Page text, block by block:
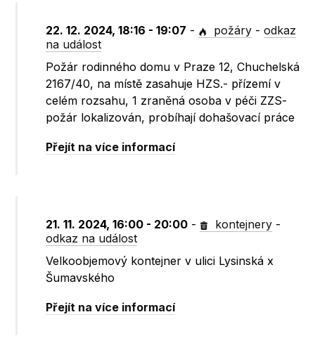
22. 12. 2024, 18:16 - 19:07 - požáry -odkaz
na událost
Požár rodinného domu v Praze 12, Chuchelská
2167/40, na místě zasahuje HZS.- přízemí v
celém rozsahu, 1 zraněná osoba v péči ZZS-
požár lokalizován, probíhají dohašovací práce
Přejít na více informací
21. 11. 2024, 16:00 - 20:00 - kontejnery -
odkaz na událost
Velkoobjemový kontejner v ulici Lysinská x
Šumavského
Přejít na více informací